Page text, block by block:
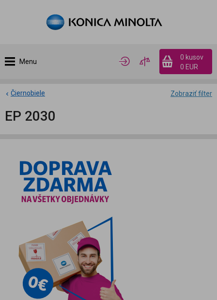
Menu
0 kusov
0 EUR
Zobraziť filter
Čiernobiele
EP 2030